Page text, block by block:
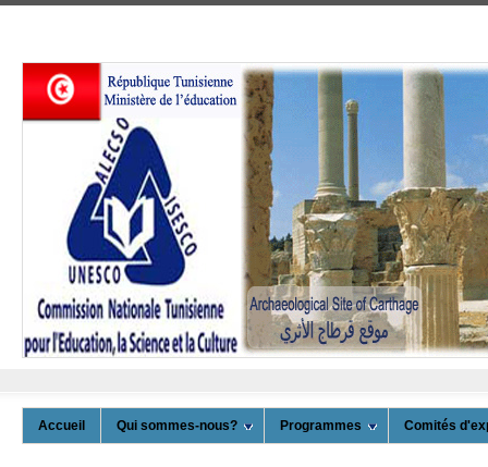
Accueil Qui sommes-nous? Programmes Comités